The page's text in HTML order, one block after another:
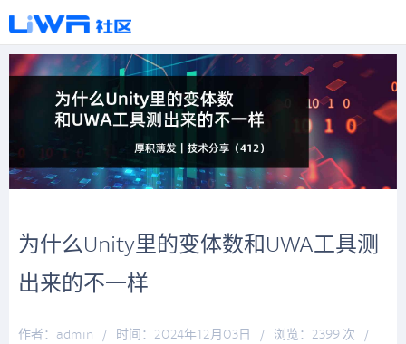
为什么Unity里的变体数和UWA工具测
出来的不一样
作者：admin / 时间：2024年12月03日 / 浏览：2399 次
/